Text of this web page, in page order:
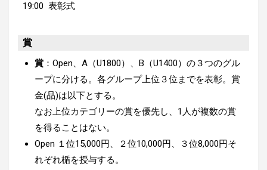
19:00 表彰式
賞
賞 ：Open、A（U1800）、B（U1400）の３つのグル
ープに分ける。各グループ上位３位までを表彰。賞
金(品)は以下とする。
なお上位カテゴリーの賞を優先し、1人が複数の賞
を得ることはない。
Open １位15,000円、２位10,000円、３位8,000円そ
れぞれ楯を授与する。